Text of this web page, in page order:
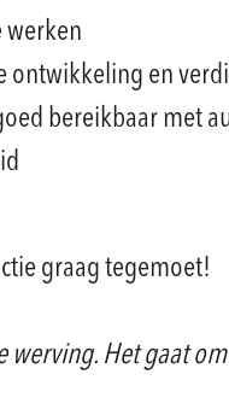
ontwikkeling en
bereikbaar met
graag tegemoet!
werving. Het gaat